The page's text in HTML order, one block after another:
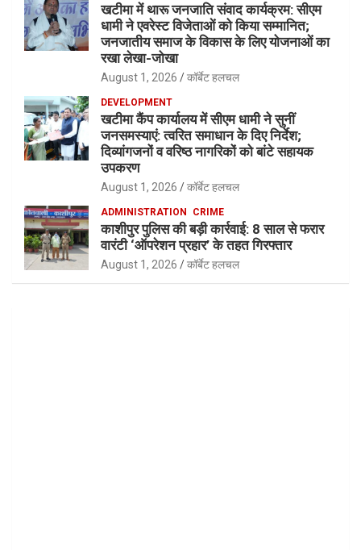
खटीमा में थारू जनजाति संवाद कार्यक्रम: सीएम
धामी ने एवरेस्ट विजेताओं को किया सम्मानित;
जनजातीय समाज के विकास के लिए योजनाओं का
रखा लेखा-जोखा
August 1, 2026 कॉर्बेट हलचल
DEVELOPMENT
खटीमा कैंप कार्यालय में सीएम धामी ने सुनीं
जनसमस्याएं: त्वरित समाधान के दिए निर्देश;
दिव्यांगजनों व वरिष्ठ नागरिकों को बांटे सहायक
उपकरण
August 1, 2026 कॉर्बेट हलचल
ADMINISTRATION CRIME
काशीपुर पुलिस की बड़ी कार्रवाई: 8 साल से फरार
वारंटी ‘ऑपरेशन प्रहार’ के तहत गिरफ्तार
August 1, 2026 कॉर्बेट हलचल